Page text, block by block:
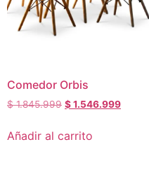
Comedor Orbis
$1.845.999 $1.546.999
Añadir al carrito